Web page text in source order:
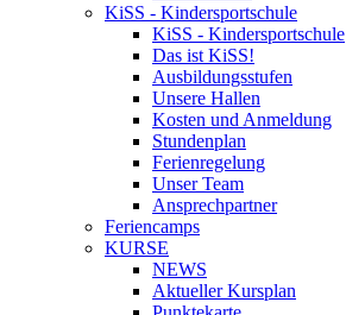
KiSS - Kindersportschule
KiSS - Kindersportschule
Das ist KiSS!
Ausbildungsstufen
Unsere Hallen
Kosten und Anmeldung
Stundenplan
Ferienregelung
Unser Team
Ansprechpartner
Feriencamps
KURSE
NEWS
Aktueller Kursplan